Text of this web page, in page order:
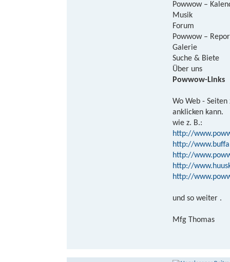
Powwow –
Musik
Forum
Powwow –
Galerie
Suche & Biete
Über uns
Powwow-Links
Wo Web -
anklicken kann.
wie z. B.:
http://
http://
http://
http://
http://
und so weiter .
Mfg Thomas